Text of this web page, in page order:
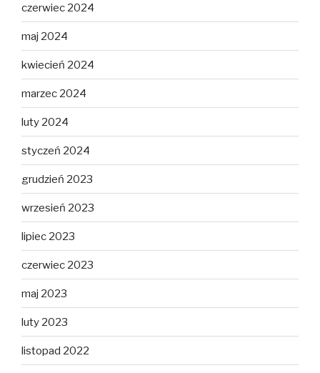
czerwiec 2024
maj 2024
kwiecień 2024
marzec 2024
luty 2024
styczeń 2024
grudzień 2023
wrzesień 2023
lipiec 2023
czerwiec 2023
maj 2023
luty 2023
listopad 2022